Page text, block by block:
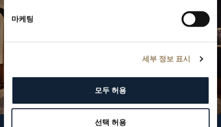
마케팅
세부 정보 표시
모두 허용
선택 허용